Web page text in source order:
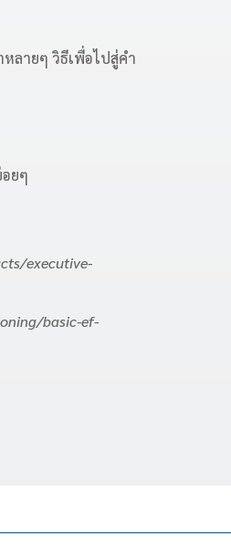
ลายๆ วิธีเพื่อไปสู่คำ
ยๆ
executive-
basic-ef-